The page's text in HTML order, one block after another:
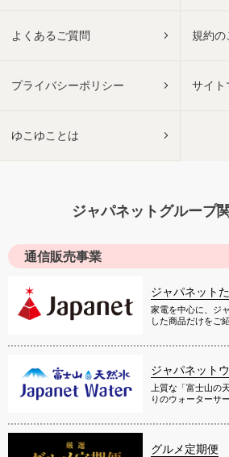
よくあるご質問 規約の
プライバシーポリシー サイト
ゆこゆことは
ジャパネットグループ
通信販売事業
ジャパネット
家電を中心に、ジ
した商品だけをご
ジャパネット
上質な「富士山の
りのウォーターサ
グルメ定期便